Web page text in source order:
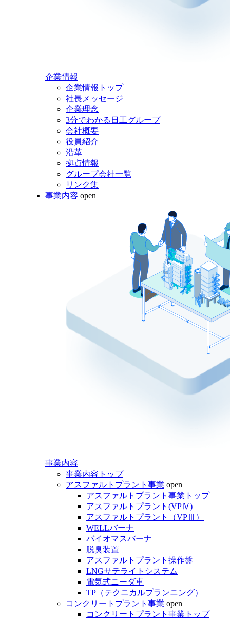
企業情報
企業情報トップ
社長メッセージ
企業理念
3分でわかる日工グループ
会社概要
役員紹介
沿革
拠点情報
グループ会社一覧
リンク集
事業内容 open
事業内容
事業内容トップ
アスファルトプラント事業 open
アスファルトプラント事業トップ
アスファルトプラント(VPⅣ)
アスファルトプラント（VPⅢ）
WELLバーナ
バイオマスバーナ
脱臭装置
アスファルトプラント操作盤
LNGサテライトシステム
電気式ニーダ車
TP（テクニカルプランニング）
コンクリートプラント事業 open
コンクリートプラント事業トップ